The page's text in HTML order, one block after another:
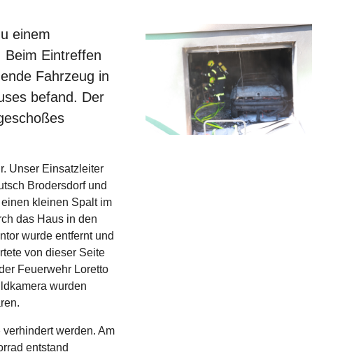
einem
Beim Eintreffen
Fahrzeug in
befand. Der
Unser Einsatzleiter
Brodersdorf und
kleinen Spalt im
das Haus in den
wurde entfernt und
von dieser Seite
Feuerwehr Loretto
wurden
werden. Am
entstand